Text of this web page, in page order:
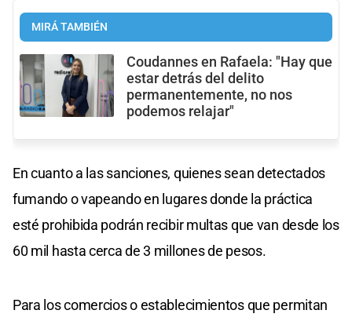
MIRÁ TAMBIÉN
Coudannes en Rafaela: "Hay que
estar detrás del delito
permanentemente, no nos
podemos relajar"
En cuanto a las sanciones, quienes sean detectados
fumando o vapeando en lugares donde la práctica
esté prohibida podrán recibir multas que van desde los
60 mil hasta cerca de 3 millones de pesos.
Para los comercios o establecimientos que permitan